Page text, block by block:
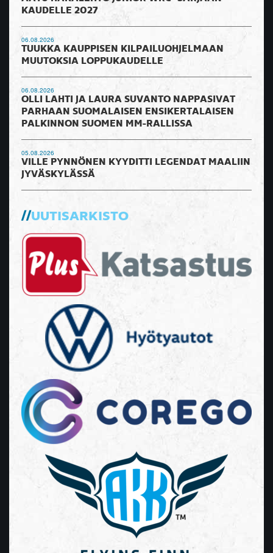
KAUDELLE 2027
06.08.2026
TUUKKA KAUPPISEN KILPAILUOHJELMAAN
MUUTOKSIA LOPPUKAUDELLE
06.08.2026
OLLI LAHTI JA LAURA SUVANTO NAPPASIVAT
PARHAAN SUOMALAISEN ENSIKERTALAISEN
PALKINNON SUOMEN MM-RALLISSA
05.08.2026
VILLE PYNNÖNEN KYYDITTI LEGENDAT MAALIIN
JYVÄSKYLÄSSÄ
UUTISARKISTO